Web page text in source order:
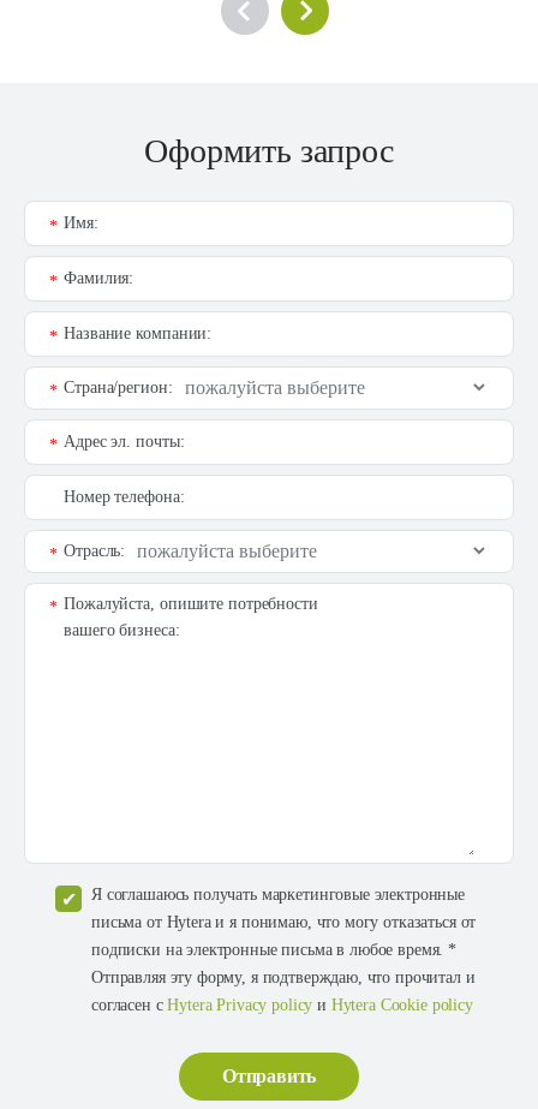
Оформить запрос
Имя:
*
Фамилия:
*
Название компании:
*
Страна/регион:
*
Адрес эл. почты:
*
Номер телефона:
Отрасль:
*
Пожалуйста, опишите потребности
вашего бизнеса:
*
Я соглашаюсь получать маркетинговые электронные
письма от Hytera и я понимаю, что могу отказаться от
подписки на электронные письма в любое время. *
Отправляя эту форму, я подтверждаю, что прочитал и
согласен сHytera Privacy policy и Hytera Cookie policy